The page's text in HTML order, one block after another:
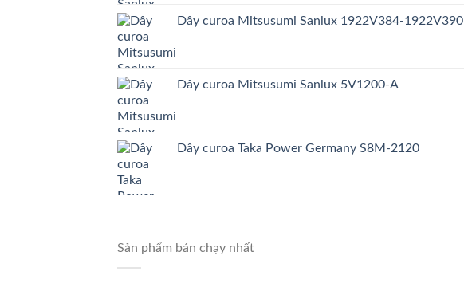
Dây curoa Mitsusumi Sanlux 1922V384-1922V390
Dây curoa Mitsusumi Sanlux 5V1200-A
Dây curoa Taka Power Germany S8M-2120
Sản phẩm bán chạy nhất